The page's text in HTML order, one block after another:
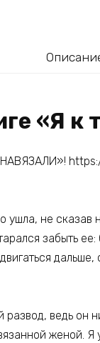
«Я к
ушла, не
забыть
ведь он
женой. Я